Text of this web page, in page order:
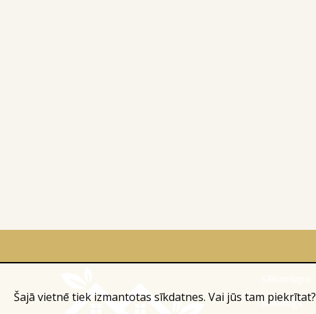
Katalogs
Šajā vietnē tiek izmantotas sīkdatnes. Vai jūs tam piekrītat?